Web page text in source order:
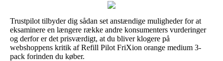
Trustpilot tilbyder dig sådan set anstændige muligheder for at
eksaminere en længere række andre konsumenters vurderinger
og derfor er det prisværdigt, at du bliver klogere på
webshoppens kritik af Refill Pilot FriXion orange medium 3-
pack forinden du køber.